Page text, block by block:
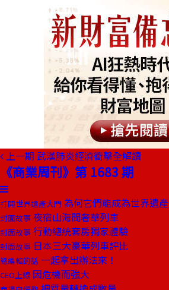
上一期 武漢肺炎經濟衝擊全解讀
《商業周刊》第 1683 期
打開世界遺產大門 為何它們能成為世界遺產
封面故事 夜宿山海間奢華列車
封面故事 行動總統套房獨家體驗
封面故事 日本三大豪華列車評比
總編輯的話 一起拿出辦法來！
CEO上線 因危機而強大